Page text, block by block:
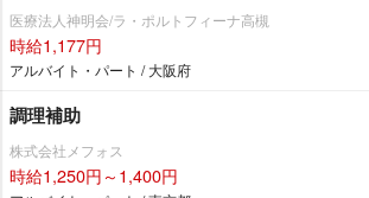
医療法人神明会/ラ・ポルトフィーナ高槻
時給1,177円
アルバイト・パート / 大阪府
調理補助
株式会社メフォス
時給1,250円～1,400円